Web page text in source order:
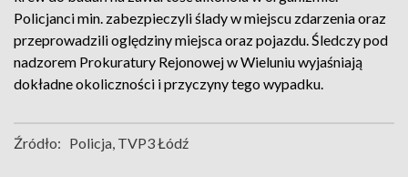
Policjanci min. zabezpieczyli ślady w miejscu zdarzenia oraz
przeprowadzili oględziny miejsca oraz pojazdu. Śledczy pod
nadzorem Prokuratury Rejonowej w Wieluniu wyjaśniają
dokładne okoliczności i przyczyny tego wypadku.
Źródło: Policja, TVP3 Łódź